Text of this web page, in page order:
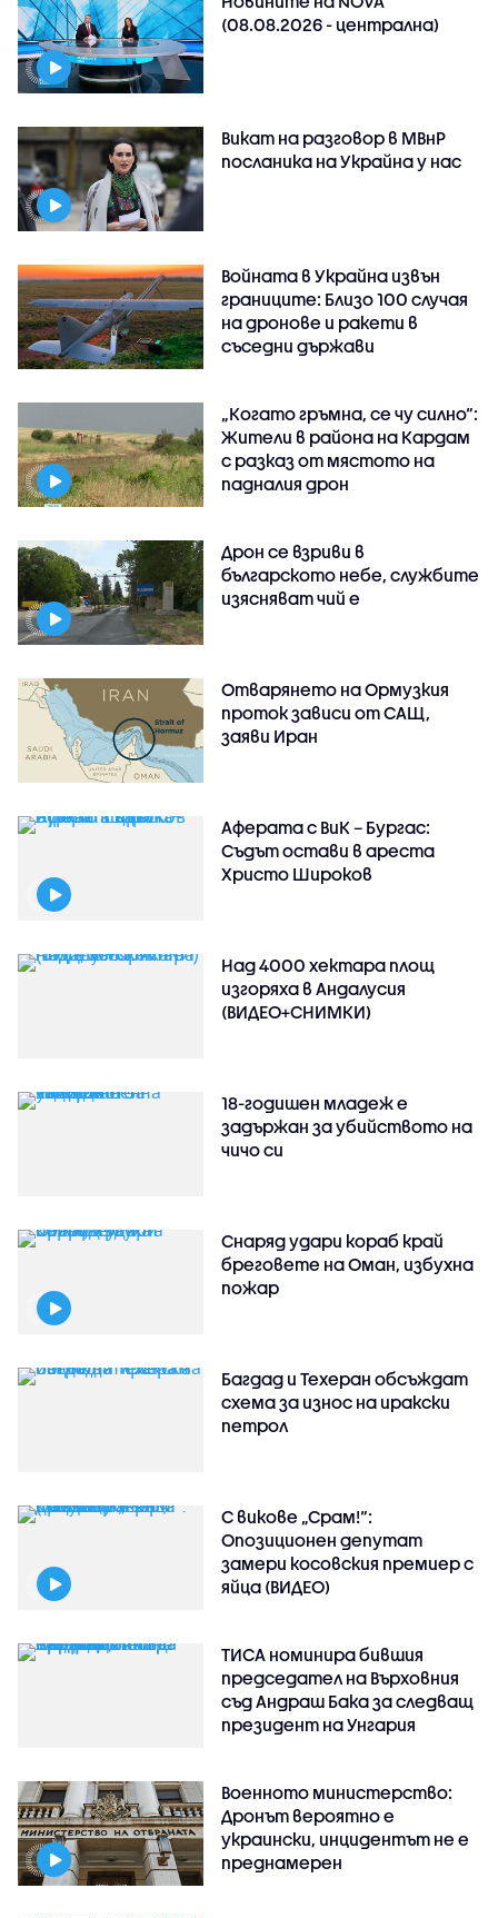
(08.08.2026 - централна)
Викат на разговор в МВнР
посланика на Украйна у нас
Войната в Украйна извън
границите: Близо 100 случая
на дронове и ракети в
съседни държави
„Когато гръмна, се чу силно“:
Жители в района на Кардам
с разказ от мястото на
падналия дрон
Дрон се взриви в
българското небе, службите
изясняват чий е
Отварянето на Ормузкия
проток зависи от САЩ,
заяви Иран
Аферата с ВиК – Бургас:
Съдът остави в ареста
Христо Широков
Над 4000 хектара площ
изгоряха в Андалусия
(ВИДЕО+СНИМКИ)
18-годишен младеж е
задържан за убийството на
чичо си
Снаряд удари кораб край
бреговете на Оман, избухна
пожар
Багдад и Техеран обсъждат
схема за износ на иракски
петрол
С викове „Срам!“:
Опозиционен депутат
замери косовския премиер с
яйца (ВИДЕО)
ТИСА номинира бившия
председател на Върховния
съд Андраш Бака за следващ
президент на Унгария
Военното министерство:
Дронът вероятно е
украински, инцидентът не е
преднамерен